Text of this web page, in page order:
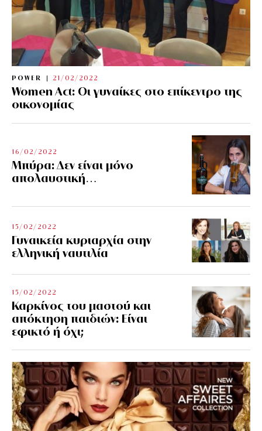
POWER 21/02/2022
Women Act: Οι γυναίκες στο επίκεντρο της
οικονομίας
16/02/2022
Μπύρα: Δεν είναι μόνο
απολαυστική…
15/02/2022
Γυναικεία κυριαρχία στην
ελληνική ναυτιλία
15/02/2022
Καρκίνος του μαστού και
απόκτηση παιδιών: Είναι
εφικτό ή όχι;